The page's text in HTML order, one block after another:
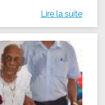
Lire la suite